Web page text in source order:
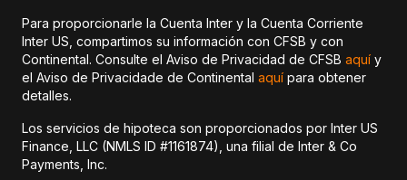
Para proporcionarle la Cuenta Inter y la Cuenta Corriente
Inter US, compartimos su información con CFSB y con
Continental. Consulte el Aviso de Privacidad de CFSB aquí y
el Aviso de Privacidade de Continental aquí para obtener
detalles.
Los servicios de hipoteca son proporcionados por Inter US
Finance, LLC (NMLS ID #1161874), una filial de Inter & Co
Payments, Inc.